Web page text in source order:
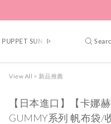
▎PUPPET SUNSUN 帕比順順
View All > 新品推薦
【日本進口】【卡娜
GUMMY系列 帆布袋/